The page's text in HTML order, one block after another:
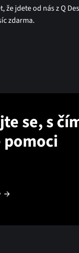
že jdete od nás z Q
zdarma.
se, s